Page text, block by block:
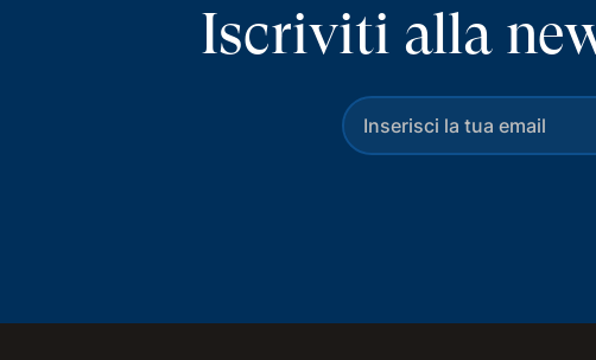
Iscriviti alla